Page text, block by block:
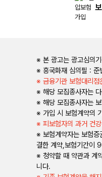
※ 본 광고는 광고심의
※ 흥국화재 심의필 :
※ 금융기관 보험대리점
※ 해당 모집종사자는
※ 해당 모집종사자는
※ 가입 시 보험계약의
※ 피보험자의 과거 건
※ 보험계약자는 보험증
결한 계약,보험기간이
※ 청약할 때 약관과 계
니다.